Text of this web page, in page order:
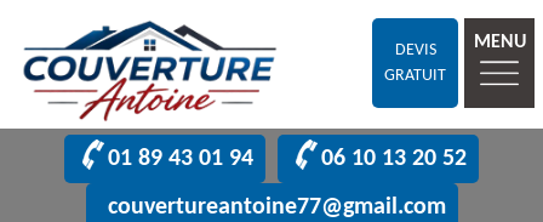
DEVIS
GRATUIT
MENU
01 89 43 01 94
06 10 13 20 52
couvertureantoine77@gmail.com